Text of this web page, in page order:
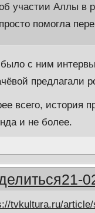
участии Аллы в
просто помогла
с ним
предлагали
всего, история
и не более.
21-
tvkultura.ru/